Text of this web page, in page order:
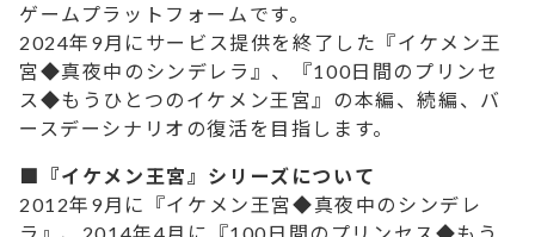
ゲームプラットフォームです。
2024年9月にサービス提供を終了した『イケメン王
宮◆真夜中のシンデレラ』、『100日間のプリンセ
ス◆もうひとつのイケメン王宮』の本編、続編、バ
ースデーシナリオの復活を目指します。
■『イケメン王宮』シリーズについて
2012年9月に『イケメン王宮◆真夜中のシンデレ